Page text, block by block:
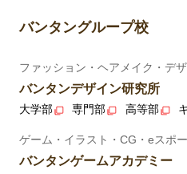
バンタングループ校
ファッション・ヘアメイク・デ
バンタンデザイン研究所
大学部 専門部 高等部
ゲーム・イラスト・CG・eスポ
バンタンゲームアカデミー